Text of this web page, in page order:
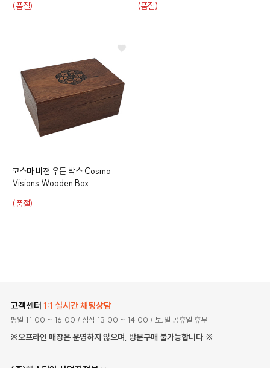
(품절) (품절)
코스마 비젼 우든 박스 Cosma
Visions Wooden Box
(품절)
고객센터 1:1 실시간 채팅상담
평일 11:00 ~ 16:00 / 점심 13:00 ~ 14:00 / 토,일 공휴일 휴무
※오프라인 매장은 운영하지 않으며, 방문구매 불가능합니다.※